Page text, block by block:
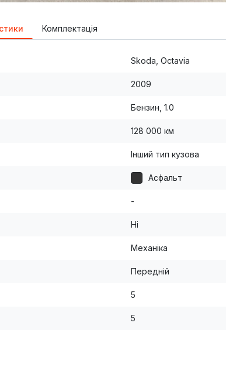
Комплектація
Skoda, Octavia
2009
Бензин, 1.0
128 000 км
Інший тип кузова
Асфальт
-
Ні
Механіка
Передній
5
5